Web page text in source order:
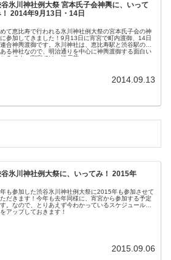
氷川神社例大祭 宮本氏子会神輿に、いって
2014年9月13日・14日
て恵比寿で行われる氷川神社例大祭の宮本氏子会の神
参加してきました！9月13日に宵宮で町内渡御、14日
合神輿渡御です。氷川神社は、恵比寿駅と渋谷駅の間
る神社なので、明治通りを中心に神輿渡御する面白い
ころです。宵宮では、江戸前...
2014.09.13
谷氷川神社例大祭に、いってみ！ 2015年
も参加した渋谷氷川神社例大祭に2015年も参加させて
だきます！今年も去年同様に、宵宮から参加する予定
。なので、とりあえず今わかっているスケジュール情
アップしておきます！
2015.09.06